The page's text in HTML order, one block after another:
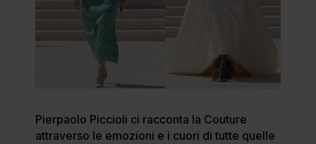
Pierpaolo Piccioli ci racconta la Couture
attraverso le emozioni e i cuori di tutte quelle